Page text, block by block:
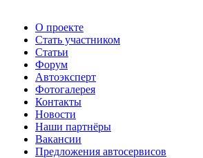
О проекте
Стать участником
Статьи
Форум
Автоэксперт
Фотогалерея
Контакты
Новости
Наши партнёры
Вакансии
Предложения автосервисов